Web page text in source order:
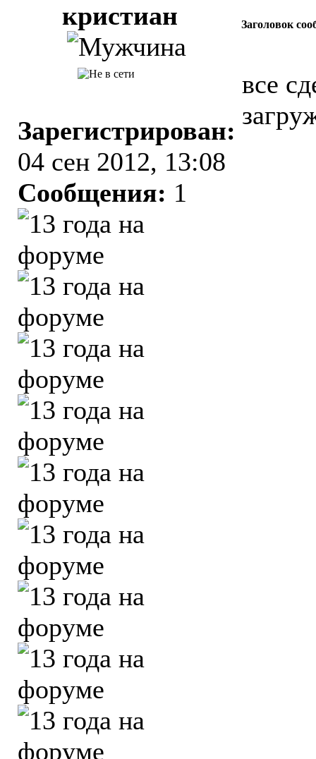
кристиан Заголовок
Зарегистрирован:
04 сен 2012, 13:08
Сообщения: 1
все